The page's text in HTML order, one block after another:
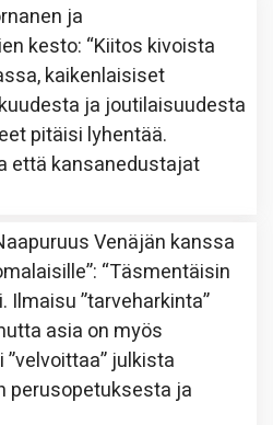
ja
kesto: “Kiitos kivoista
kaikenlaisiset
ja joutilaisuudesta
pitäisi lyhentää.
että kansanedustajat
Venäjän kanssa
: “Täsmentäisin
”tarveharkinta”
asia on myös
julkista
perusopetuksesta ja